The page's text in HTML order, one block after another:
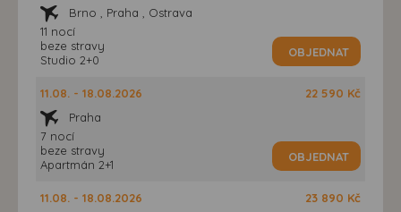
Brno , Praha , Ostrava
11 nocí
beze stravy
Studio 2+0
OBJEDNAT
11.08. - 18.08.2026
Praha
7 nocí
beze stravy
Apartmán 2+1
22 590 Kč
OBJEDNAT
11.08. - 18.08.2026
23 890 Kč